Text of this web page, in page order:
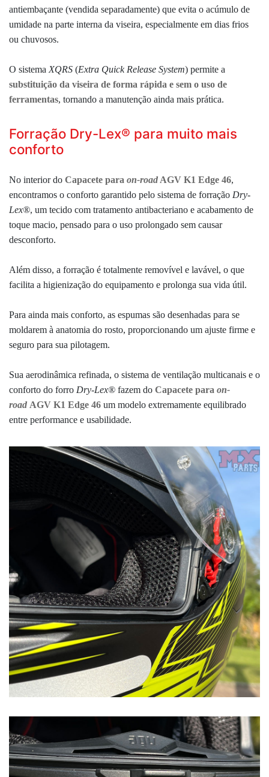
antiembaçante (vendida separadamente) que evita o acúmulo de
umidade na parte interna da viseira, especialmente em dias frios
ou chuvosos.
O sistema XQRS (Extra Quick Release System) permite a
substituição da viseira de forma rápida e sem o uso de
ferramentas, tornando a manutenção ainda mais prática.
Forração Dry-Lex® para muito mais
conforto
No interior do Capacete para on-road AGV K1 Edge 46,
encontramos o conforto garantido pelo sistema de forração Dry-
Lex®, um tecido com tratamento antibacteriano e acabamento de
toque macio, pensado para o uso prolongado sem causar
desconforto.
Além disso, a forração é totalmente removível e lavável, o que
facilita a higienização do equipamento e prolonga sua vida útil.
Para ainda mais conforto, as espumas são desenhadas para se
moldarem à anatomia do rosto, proporcionando um ajuste firme e
seguro para sua pilotagem.
Sua aerodinâmica refinada, o sistema de ventilação multicanais e o
conforto do forro Dry-Lex® fazem do Capacete para on-
road AGV K1 Edge 46 um modelo extremamente equilibrado
entre performance e usabilidade.